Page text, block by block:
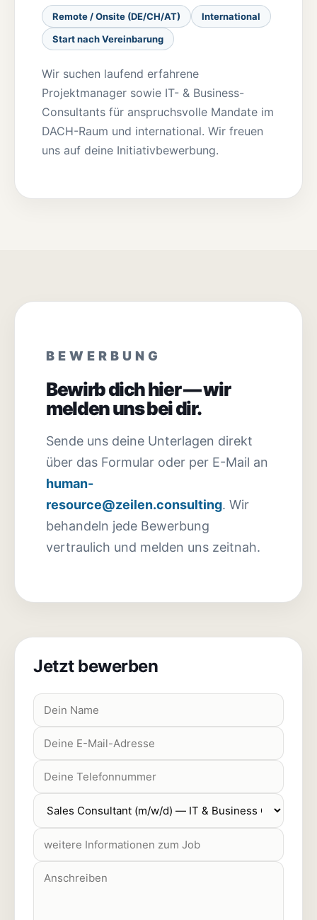
Remote / Onsite (DE/CH/AT)
International
Start nach Vereinbarung
Wir suchen laufend erfahrene
Projektmanager sowie IT- & Business-
Consultants für anspruchsvolle Mandate im
DACH-Raum und international. Wir freuen
uns auf deine Initiativbewerbung.
BEWERBUNG
Bewirb dich hier — wir
melden uns bei dir.
Sende uns deine Unterlagen direkt
über das Formular oder per E-Mail an
human-
resource@zeilen.consulting. Wir
behandeln jede Bewerbung
vertraulich und melden uns zeitnah.
Jetzt bewerben